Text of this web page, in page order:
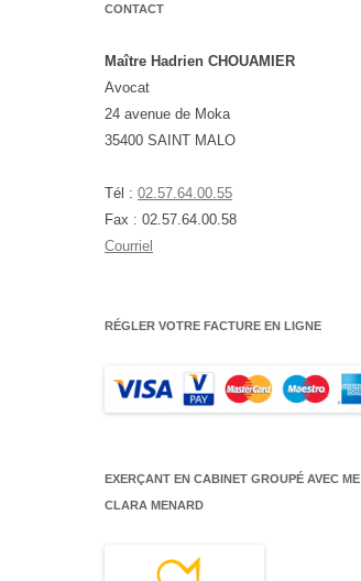
CONTACT
Maître Hadrien CHOUAMIER
Avocat
24 avenue de Moka
35400 SAINT MALO
Tél : 02.57.64.00.55
Fax : 02.57.64.00.58
Courriel
RÉGLER VOTRE FACTURE EN LIGNE
EXERÇANT EN CABINET GROUPÉ AVEC ME
CLARA MENARD